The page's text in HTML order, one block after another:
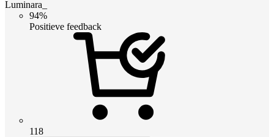
Luminara_
94%
Positieve feedback
118